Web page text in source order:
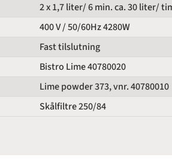
2 x 1,7 liter/ 6 min. ca. 30 liter/
400 V / 50/60Hz 4280W
Fast tilslutning
Bistro Lime 40780020
Lime powder 373, vnr. 40780010
Skålfiltre 250/84